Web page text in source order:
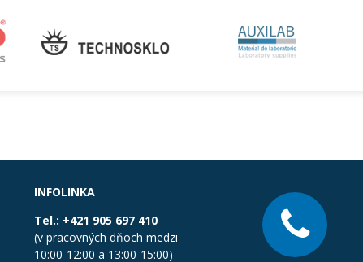
INFOLINKA
Tel.: +421 905 697 410
(v pracovných dňoch medzi
10:00-12:00 a 13:00-15:00)